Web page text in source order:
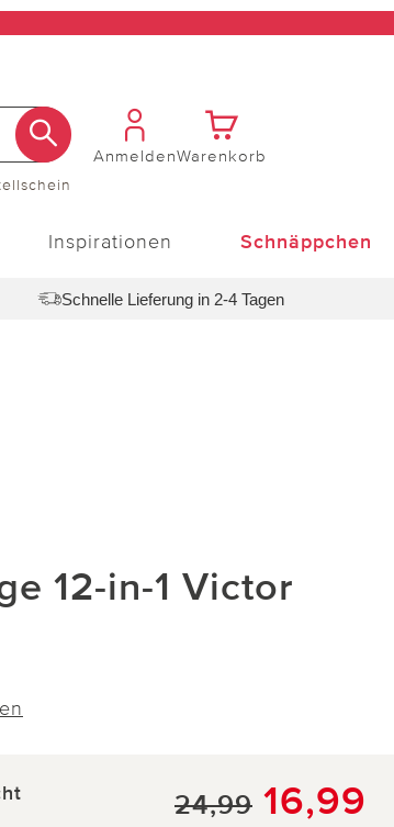
AnmeldenWarenkorb
Inspirationen Schnäppchen
Schnelle Lieferung in 2-4 Tagen
12-in-1 Victor
24,99 16,99